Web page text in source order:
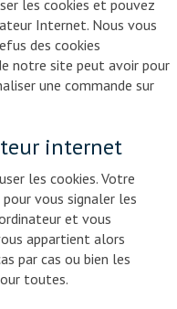
les cookies et pouvez
Internet. Nous vous
des cookies
notre site peut avoir pour
une commande sur
internet
les cookies. Votre
vous signaler les
et vous
appartient alors
par cas ou bien les
toutes.